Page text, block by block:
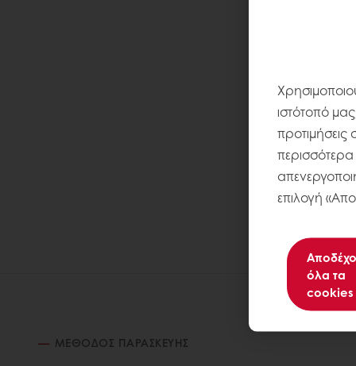
ΜΈΘΟΔΟΣ ΠΑΡΑΣΚΕΥΉΣ
ιστότοπό
επιλογή
όλα τα
cookies